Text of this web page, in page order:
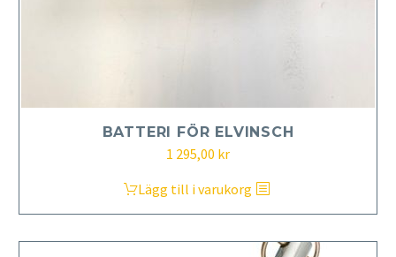
BATTERI FÖR ELVINSCH
1 295,00 kr
Lägg till i varukorg